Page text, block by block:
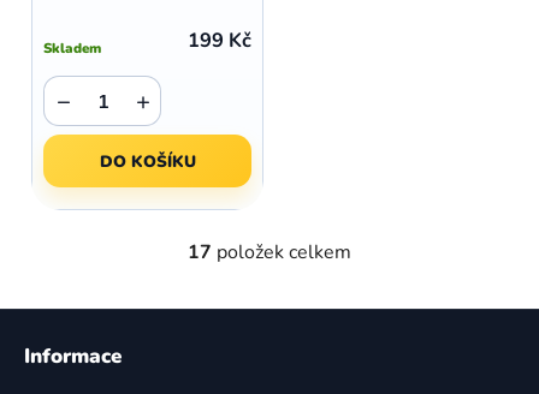
Skladem 199 Kč
+
−
DO KOŠÍKU
O
l
17 položek celkem
Z
Informace